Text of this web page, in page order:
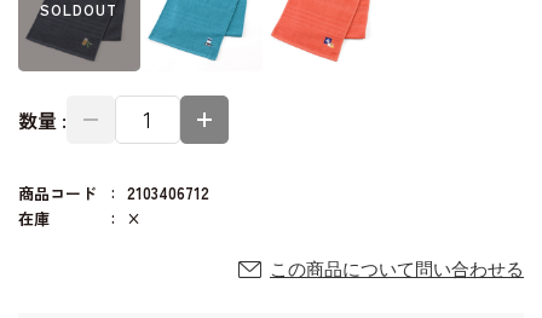
SOLDOUT
数量 :
商品コード
2103406712
在庫
×
この商品について問い合わせる